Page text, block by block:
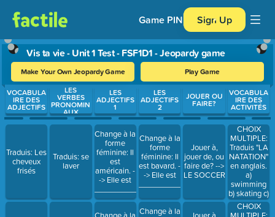
Game PIN Sign Up
Vis ta vie - Unit 1 Test - FSF1D1 - Jeopardy game
Make Your Own Jeopardy Game Play Game
Use arrow keys to move between questions. Press Enter or
VOCABULA
IRE DES
ADJECTIFS
Traduis: Les
cheveux
frisés
LES
VERBES
PRONOMIN
AUX
Traduis: se
laver
LES
ADJECTIFS
1
Change à la
forme
féminine: Il
est
américain. -
-> Elle est
___________.
LES
ADJECTIFS
2
Change à la
forme
féminine: Il
est bavard. -
-> Elle est
Change à la
JOUER OU
FAIRE?
Jouer à,
jouer de, ou
faire de? -->
LE SOCCER
VOCABULA
IRE DES
ACTIVITÉS
CHOIX
MULTIPLE:
Traduis "LA
NATATION"
en anglais.
a)
swimming
b) skating c)
roller-
blading
CHOIX